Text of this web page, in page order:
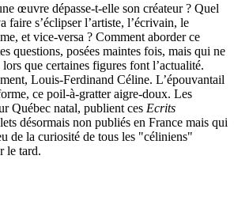
œuvre dépasse-t-elle son créateur ? Quel
faire s’éclipser l’artiste, l’écrivain, le
et vice-versa ? Comment aborder ce
questions, posées maintes fois, mais qui ne
lors que certaines figures font l’actualité.
Louis-Ferdinand Céline. L’épouvantail
ce poil-à-gratter aigre-doux. Les
Québec natal, publient ces Ecrits
désormais non publiés en France mais qui
de la curiosité de tous les "céliniens"
le tard.